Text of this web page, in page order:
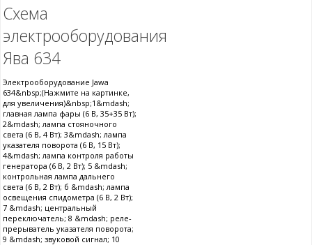
Cхема
электрооборудования
Ява 634
Электрооборудование Jawa
634&nbsp;(Нажмите на картинке,
для увеличения)&nbsp;1&mdash;
главная лампа фары (6 В, 35+35 Вт);
2&mdash; лампа стояночного
света (6 В, 4 Вт); 3&mdash; лампа
указателя поворота (6 В, 15 Вт);
4&mdash; лампа контроля работы
генератора (6 В, 2 Вт); 5 &mdash;
контрольная лампа дальнего
света (6 В, 2 Вт); б &mdash; лампа
освещения спидометра (6 В, 2 Вт);
7 &mdash; центральный
переключатель; 8 &mdash; реле-
прерыватель указателя поворота;
9 &mdash; звуковой сигнал; 10